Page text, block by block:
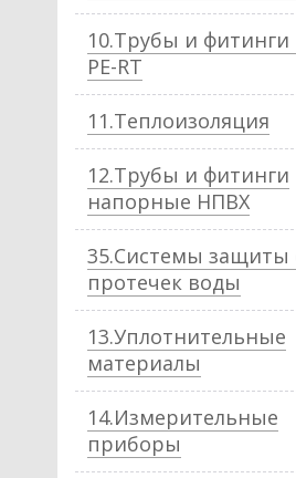
10.Трубы и фитинги
PE-RT
11.Теплоизоляция
12.Трубы и фитинги
напорные НПВХ
35.Системы защиты
протечек воды
13.Уплотнительные
материалы
14.Измерительные
приборы